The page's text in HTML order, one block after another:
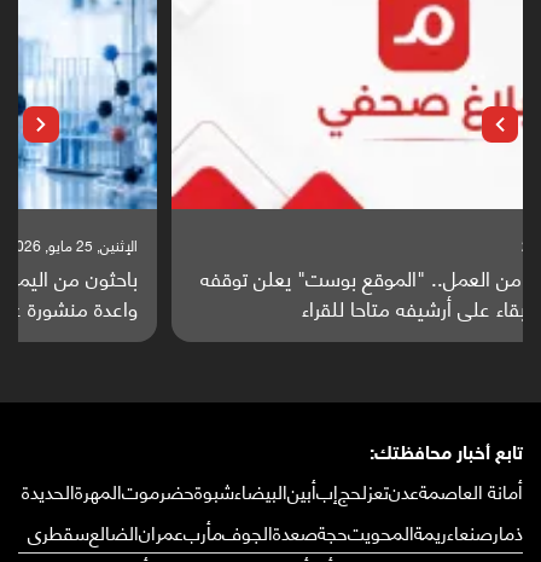
باحثون من اليمن يدخلون سباق أبحاث ألزهايمر بدراسة
واعدة منشورة عالميا (ترجمة)
تابع أخبار محافظتك:
أمانة العاصمةعدنتعزلحجإبأبينالبيضاءشبوةحضرموتالمهرةالحديدة
ذمارصنعاءريمةالمحويتحجةصعدةالجوفمأربعمرانالضالعسقطرى